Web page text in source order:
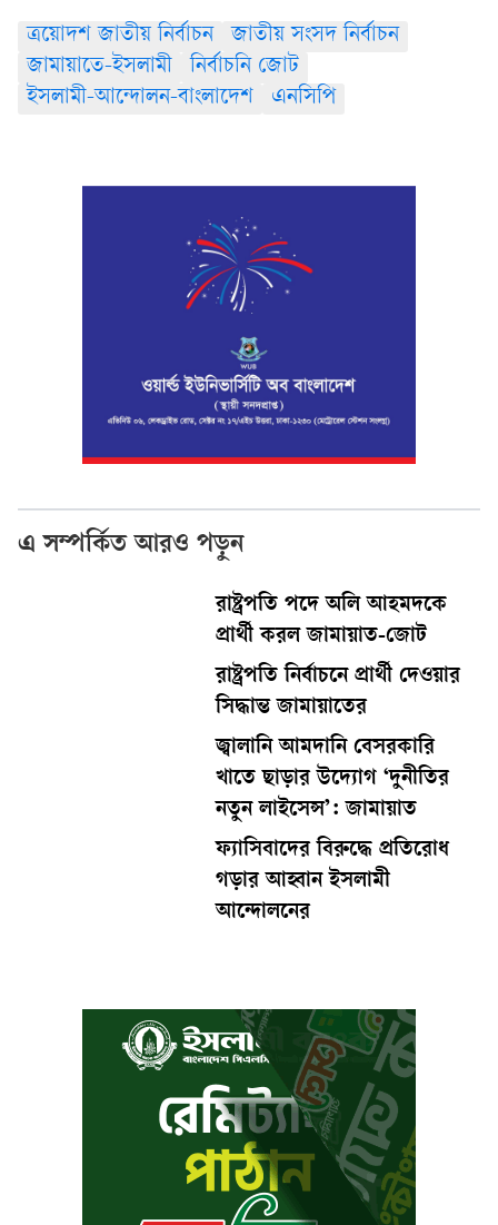
ত্রয়োদশ জাতীয় নির্বাচন
জাতীয় সংসদ নির্বাচন
জামায়াতে-ইসলামী
নির্বাচনি জোট
ইসলামী-আন্দোলন-বাংলাদেশ
এনসিপি
এ সম্পর্কিত আরও পড়ুন
রাষ্ট্রপতি পদে অলি আহমদকে
প্রার্থী করল জামায়াত-জোট
রাষ্ট্রপতি নির্বাচনে প্রার্থী দেওয়ার
সিদ্ধান্ত জামায়াতের
জ্বালানি আমদানি বেসরকারি
খাতে ছাড়ার উদ্যোগ ‘দুনীতির
নতুন লাইসেন্স’: জামায়াত
ফ্যাসিবাদের বিরুদ্ধে প্রতিরোধ
গড়ার আহ্বান ইসলামী
আন্দোলনের